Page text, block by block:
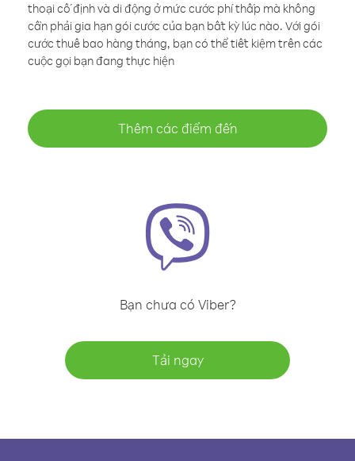
thoại cố định và di động ở mức cước phí thấp mà không
cần phải gia hạn gói cước của bạn bất kỳ lúc nào. Với gói
cước thuê bao hàng tháng, bạn có thể tiết kiệm trên các
cuộc gọi bạn đang thực hiện
Thêm các điểm đến
Bạn chưa có Viber?
Tải ngay